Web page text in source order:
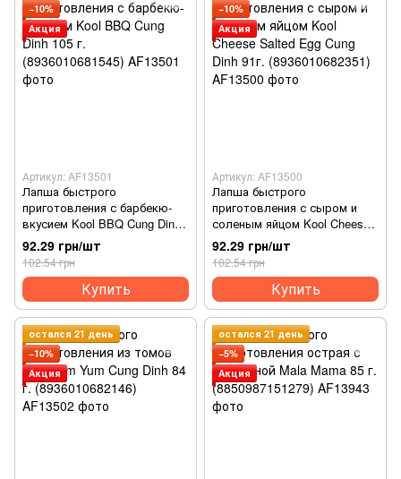
−10%
Акция
Артикул: AF13501
Лапша быстрого
приготовления с барбекю-
вкусием Kool BBQ Cung Dinh
105 г. (8936010681545)
92.29 грн/шт
102.54 грн
Купить
−10%
Акция
Артикул: AF13500
Лапша быстрого
приготовления с сыром и
соленым яйцом Kool Cheese
Salted Egg Cung Dinh 91г.
(8936010682351)
92.29 грн/шт
102.54 грн
Купить
остался 21 день
−10%
Акция
остался 21 день
−5%
Акция